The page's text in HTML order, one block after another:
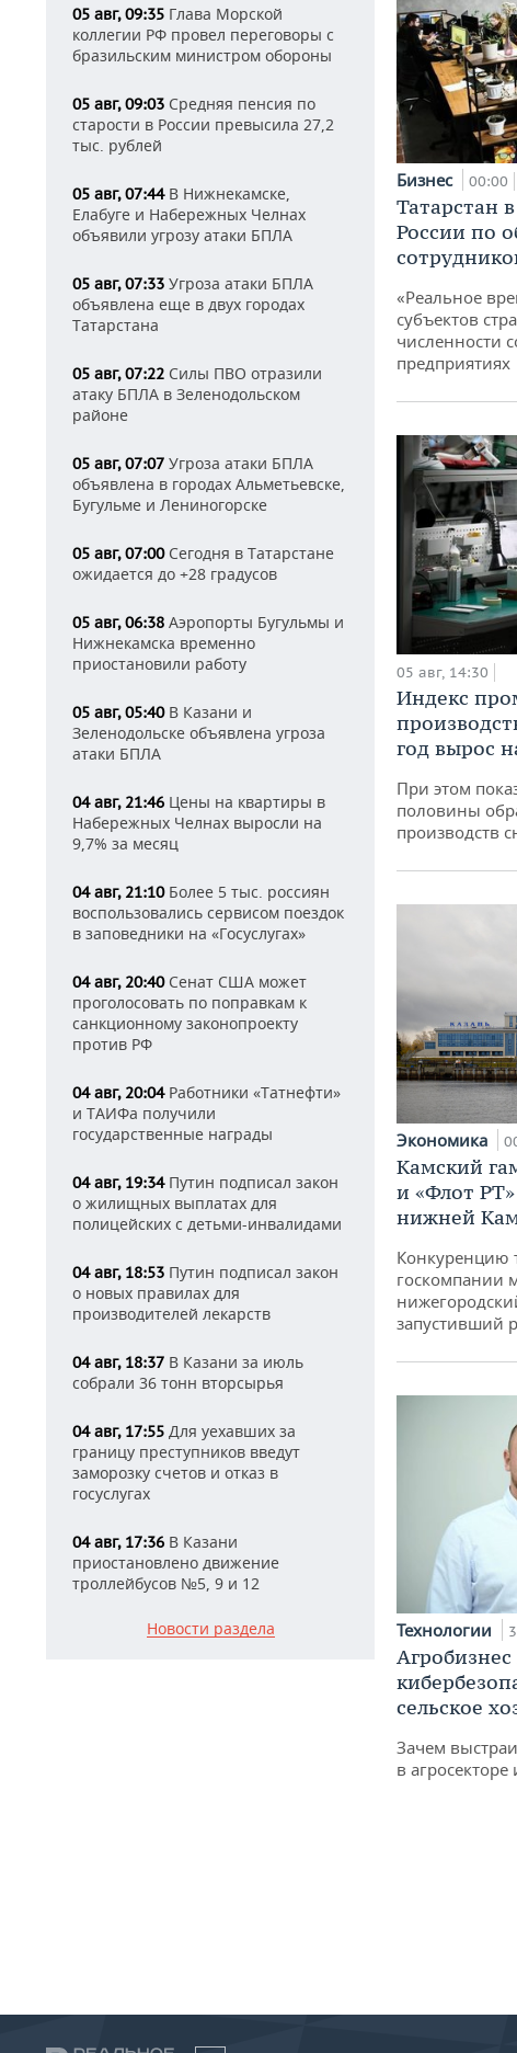
05 авг, 09:35 Глава Морской
коллегии РФ провел переговоры с
бразильским министром обороны
05 авг, 09:03 Средняя пенсия по
старости в России превысила 27,2
тыс. рублей
05 авг, 07:44В Нижнекамске,
Елабуге и Набережных Челнах
объявили угрозу атаки БПЛА
05 авг, 07:33 Угроза атаки БПЛА
объявлена еще в двух городах
Татарстана
05 авг, 07:22 Силы ПВО отразили
атаку БПЛА в Зеленодольском
районе
05 авг, 07:07 Угроза атаки БПЛА
объявлена в городах Альметьевске,
Бугульме и Лениногорске
05 авг, 07:00Сегодня в Татарстане
ожидается до +28 градусов
05 авг, 06:38 Аэропорты Бугульмы и
Нижнекамска временно
приостановили работу
05 авг, 05:40В Казани и
Зеленодольске объявлена угроза
атаки БПЛА
04 авг, 21:46 Цены на квартиры в
Набережных Челнах выросли на
9,7% за месяц
04 авг, 21:10Более 5 тыс. россиян
воспользовались сервисом поездок
в заповедники на «Госуслугах»
04 авг, 20:40Сенат США может
проголосовать по поправкам к
санкционному законопроекту
против РФ
04 авг, 20:04Работники «Татнефти»
и ТАИФа получили
государственные награды
04 авг, 19:34Путин подписал закон
о жилищных выплатах для
полицейских с детьми-инвалидами
04 авг, 18:53 Путин подписал закон
о новых правилах для
производителей лекарств
04 авг, 18:37 В Казани за июль
собрали 36 тонн вторсырья
04 авг, 17:55 Для уехавших за
границу преступников введут
заморозку счетов и отказ в
госуслугах
04 авг, 17:36 В Казани
приостановлено движение
троллейбусов №5, 9 и 12
Новости раздела
Бизнес 00:00
Татарстан
России по
«Реальное
субъектов
численности
предприятиях
05 авг, 14:30
Индекс
год вырос
При этом
половины
производств
Экономика
Камский
и «Флот
нижней
Конкуренцию
госкомпании
запустивший
Технологии
сельское
Зачем
в агросекторе